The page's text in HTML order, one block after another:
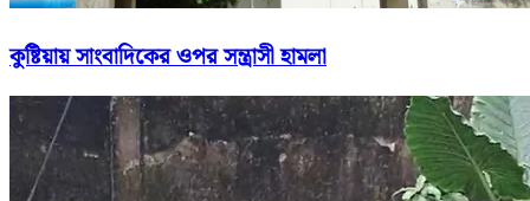
কুষ্টিয়ায় সাংবাদিকের ওপর সন্ত্রাসী হামলা